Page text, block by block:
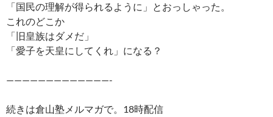
「国民の理解が得られるように」とおっしゃった。
これのどこか
「旧皇族はダメだ」
「愛子を天皇にしてくれ」になる？
—————————————-
続きは倉山塾メルマガで。18時配信